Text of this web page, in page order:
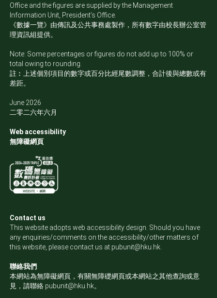
Office and the figures are supplied by the Management
Information Unit, President’s Office.
《數據一覽》由傳訊及公共事務處製作，所有數字由校長辦公室管
理資訊組提供。
Note: Some percentages or figures do not add up to 100% or
total owing to rounding.
註︰上述個別項目的數字或百分比經尾數調整，合計後與總數或有
差距。
June 2026
二零二六年六月
Web accessibility
無障礙網頁
Contact us
This website adopts web accessibility design. Should you have
any enquiries/comments on the accessibility/other matters of
this website, please contact us at pubunit@hku.hk
聯絡我們
本網站為無障礙網頁，有關無障礎網頁或本網站之其他查詢或意
見，請聯絡 pubunit@hku.hk。